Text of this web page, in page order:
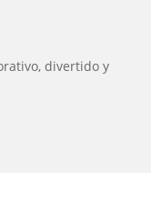
divertido y